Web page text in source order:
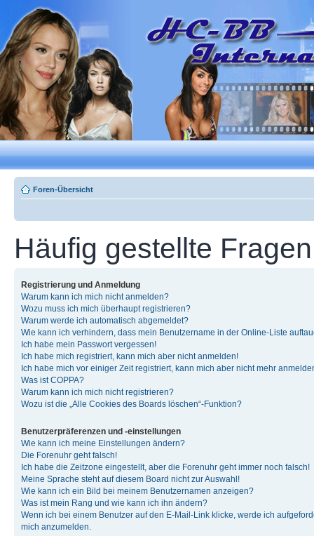
Foren-Übersicht
Häufig gestellte Fragen
Registrierung und Anmeldung
Warum kann ich mich nicht anmelden?
Wozu muss ich mich überhaupt registrieren?
Warum werde ich automatisch abgemeldet?
Wie kann ich verhindern, dass mein Benutzername in der Online-Liste
Ich habe mein Passwort vergessen!
Ich habe mich registriert, kann mich aber nicht anmelden!
Ich habe mich vor einiger Zeit registriert, kann mich aber nicht mehr
Was ist COPPA?
Warum kann ich mich nicht registrieren?
Wozu ist die „Alle Cookies des Boards löschen“-Funktion?
Benutzerpräferenzen und -einstellungen
Wie kann ich meine Einstellungen ändern?
Die Forenuhr geht falsch!
Ich habe die Zeitzone eingestellt, aber die Forenuhr geht immer noch falsch!
Meine Sprache steht auf diesem Board nicht zur Auswahl!
Wie kann ich ein Bild bei meinem Benutzernamen anzeigen?
Was ist mein Rang und wie kann ich ihn ändern?
Wenn ich bei einem Benutzer auf den E-Mail-Link klicke, werde ich
mich anzumelden.